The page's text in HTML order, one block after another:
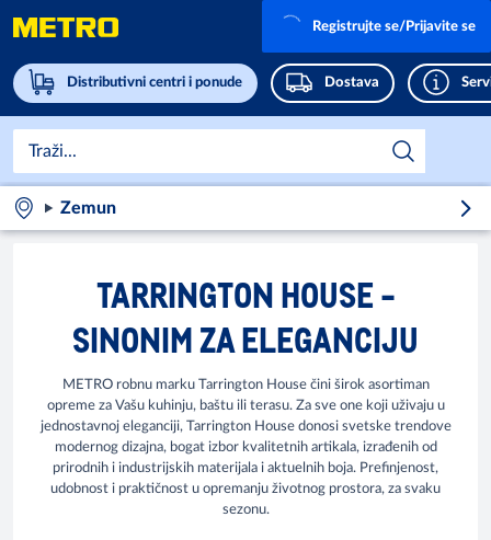
Distributivni centri i ponude Dostava
Registrujte se/Prijavite se
Zemun
TARRINGTON HOUSE -
SINONIM ZA ELEGANCIJU
METRO robnu marku Tarrington House čini širok asortiman
opreme za Vašu kuhinju, baštu ili terasu. Za sve one koji uživaju u
jednostavnoj eleganciji, Tarrington House donosi svetske trendove
modernog dizajna, bogat izbor kvalitetnih artikala, izrađenih od
prirodnih i industrijskih materijala i aktuelnih boja. Prefinjenost,
udobnost i praktičnost u opremanju životnog prostora, za svaku
sezonu.